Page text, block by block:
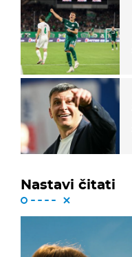
Nastavi čitati